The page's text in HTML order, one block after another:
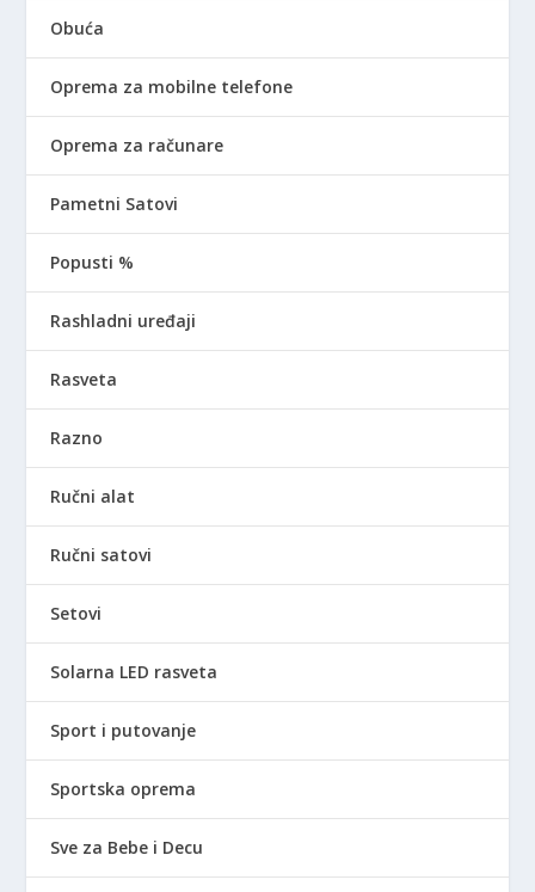
Obuća
Oprema za mobilne telefone
Oprema za računare
Pametni Satovi
Popusti %
Rashladni uređaji
Rasveta
Razno
Ručni alat
Ručni satovi
Setovi
Solarna LED rasveta
Sport i putovanje
Sportska oprema
Sve za Bebe i Decu